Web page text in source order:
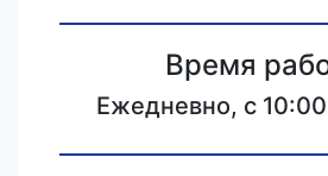
Время
Ежедневно, с